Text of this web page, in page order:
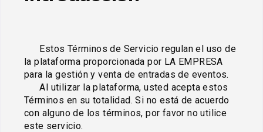
la plataforma proporcionada por LA EMPRESA
para la gestión y venta de entradas de eventos.
      Al utilizar la plataforma, usted acepta estos
Términos en su totalidad. Si no está de acuerdo
con alguno de los términos, por favor no utilice
este servicio.